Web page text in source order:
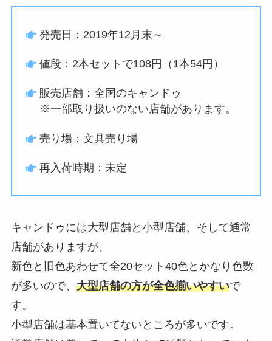
発売日：2019年12月末～
値段：2本セットで108円（1本54円）
販売店舗：全国のキャンドゥ
※一部取り扱いのない店舗があります。
売り場：文具売り場
再入荷時期：未定
キャンドゥには大型店舗と小型店舗、そして通常
店舗がありますが、
新色と旧色あわせて全20セット40色とかなり色数
が多いので、 大型店舗の方が全色揃いやすいで
す。
小型店舗は基本置いてないところが多いです。